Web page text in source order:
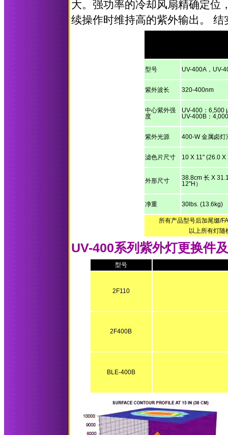
大。强功率的冷却风扇精确定位
续操作时维持高的紫外输出。
型号 UV-400A，UV-
紫外波长 320-400nm
中心紫外强
度
UV-400：6,500
UV-400B：
紫外光源 400-W 金属卤灯
滤色片尺寸 10 X 11" (26.0 X
外形尺寸
38.8cm 长 X
12"H）
净重 30lbs. (13.6kg)
所有产品型号后加尾缀/
以上所有灯
UV-400系列紫外灯更换件
型号
2F110
2F400B
BLE-400B